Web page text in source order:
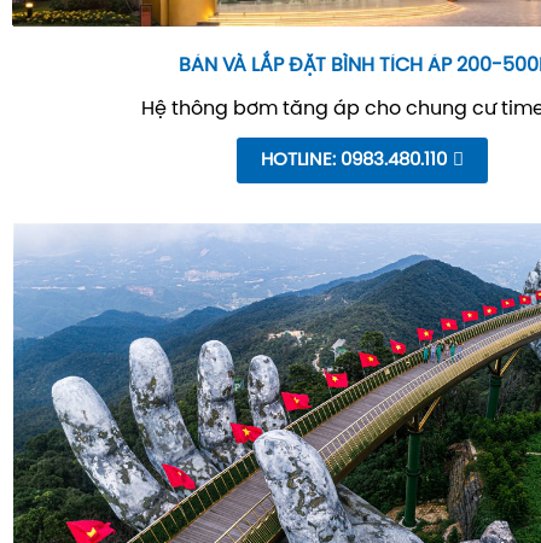
BÁN VÀ LẮP ĐẶT BÌNH TÍCH ÁP 200-
Hệ thông bơm tăng áp cho chung cư
HOTLINE: 0983.480.110